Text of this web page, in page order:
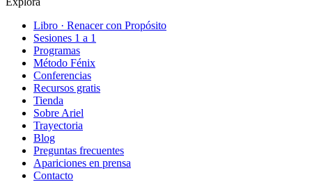
Libro · Renacer con Propósito
Sesiones 1 a 1
Programas
Método Fénix
Conferencias
Recursos gratis
Tienda
Sobre Ariel
Trayectoria
Blog
Preguntas frecuentes
Apariciones en prensa
Contacto